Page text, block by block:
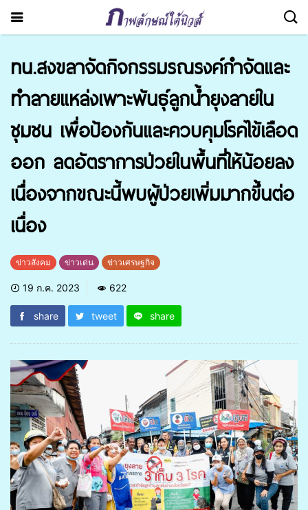
ทน.สงขลาจัดกิจกรรมรณรงค์กำจัดและ
ทำลายแหล่งเพาะพันธุ์ลูกน้ำยุงลายใน
ชุมชน เพื่อป้องกันและควบคุมโรคไข้เลือด
ออก ลดอัตราการป่วยในพื้นที่ให้น้อยลง
เนื่องจากขณะนี้พบผู้ป่วยเพิ่มมากขึ้นต่อ
เนื่อง
ข่าวสังคม ข่าวเด่น ข่าวเศรษฐกิจ
19 ก.ค. 2023 622
share tweet share